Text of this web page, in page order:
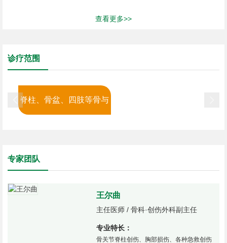
查看更多>>
诊疗范围
脊柱、骨盆、四肢等骨与
专家团队
王尔曲
主任医师 / 骨科·创伤外科副主任
专业特长：
骨关节脊柱创伤、胸部损伤、各种急救创伤